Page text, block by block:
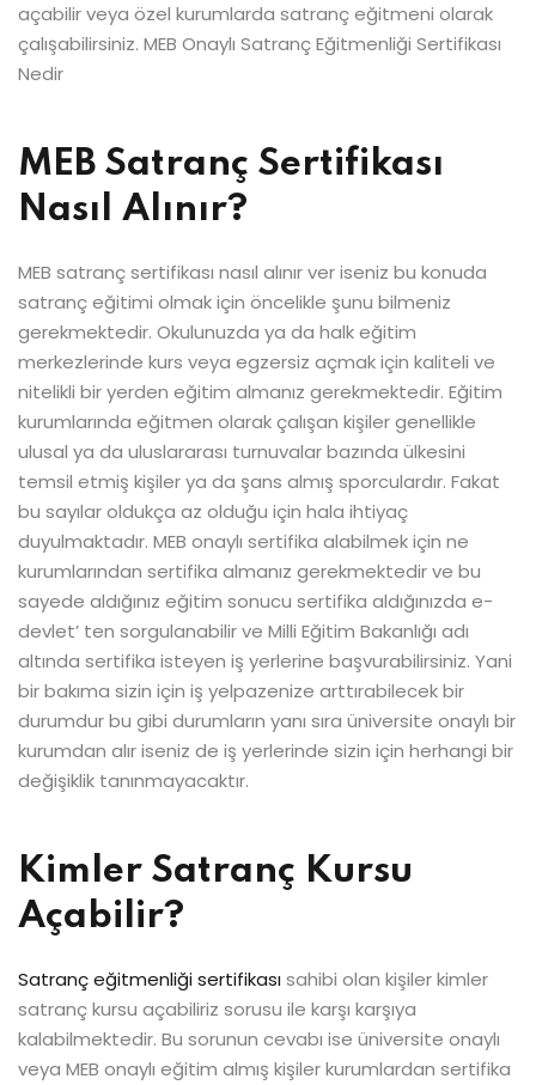
açabilir veya özel kurumlarda satranç eğitmeni olarak
çalışabilirsiniz. MEB Onaylı Satranç Eğitmenliği Sertifikası
Nedir
MEB Satranç Sertifikası
Nasıl Alınır?
MEB satranç sertifikası nasıl alınır ver iseniz bu konuda
satranç eğitimi olmak için öncelikle şunu bilmeniz
gerekmektedir. Okulunuzda ya da halk eğitim
merkezlerinde kurs veya egzersiz açmak için kaliteli ve
nitelikli bir yerden eğitim almanız gerekmektedir. Eğitim
kurumlarında eğitmen olarak çalışan kişiler genellikle
ulusal ya da uluslararası turnuvalar bazında ülkesini
temsil etmiş kişiler ya da şans almış sporculardır. Fakat
bu sayılar oldukça az olduğu için hala ihtiyaç
duyulmaktadır. MEB onaylı sertifika alabilmek için ne
kurumlarından sertifika almanız gerekmektedir ve bu
sayede aldığınız eğitim sonucu sertifika aldığınızda e-
devlet’ ten sorgulanabilir ve Milli Eğitim Bakanlığı adı
altında sertifika isteyen iş yerlerine başvurabilirsiniz. Yani
bir bakıma sizin için iş yelpazenize arttırabilecek bir
durumdur bu gibi durumların yanı sıra üniversite onaylı bir
kurumdan alır iseniz de iş yerlerinde sizin için herhangi bir
değişiklik tanınmayacaktır.
Kimler Satranç Kursu
Açabilir?
Satranç eğitmenliği sertifikasısahibi olan kişiler kimler
satranç kursu açabiliriz sorusu ile karşı karşıya
kalabilmektedir. Bu sorunun cevabı ise üniversite onaylı
veya MEB onaylı eğitim almış kişiler kurumlardan sertifika